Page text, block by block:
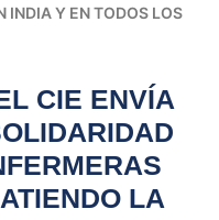
INDIA Y EN TODOS LOS
CIE ENVÍA
LA